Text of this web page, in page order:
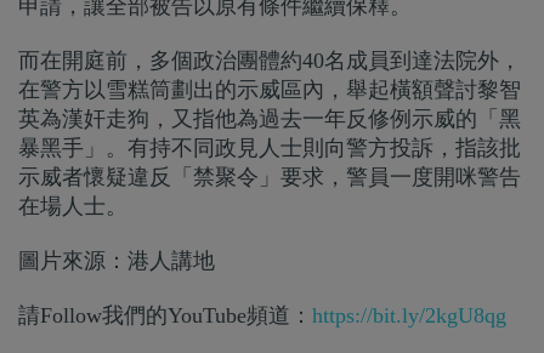
申請，讓全部被告以原有條件繼續保釋。
而在開庭前，多個政治團體約40名成員到達法院外，
在警方以雪糕筒劃出的示威區內，舉起橫額聲討黎智
英為漢奸走狗，又指他為過去一年反修例示威的「黑
暴黑手」。有持不同政見人士則向警方投訴，指該批
示威者懷疑違反「禁聚令」要求，警員一度開咪警告
在場人士。
圖片來源：港人講地
請Follow我們的YouTube頻道： https://bit.ly/2kgU8qg